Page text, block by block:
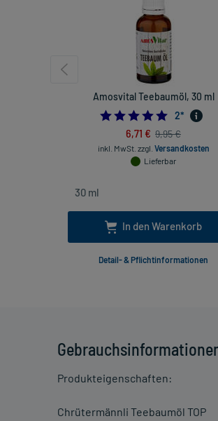
Produkteigenschaften:
Chrütermännli Teebaumöl TOP
Amosvital Teebaumöl, 30 ml
5.0
2*
6,71 € 9,95 €
inkl. MwSt. zzgl. Versandkosten
Lieferbar
In den Warenkorb
Detail- & Pflichtinformationen